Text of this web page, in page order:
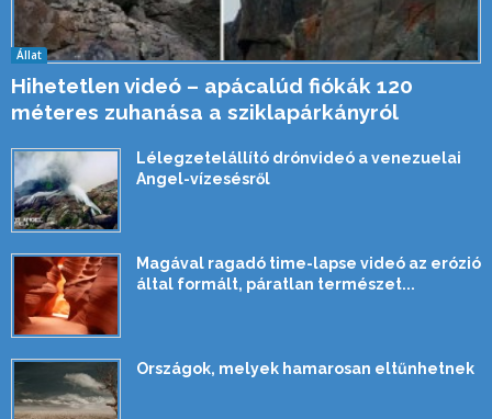
Állat
Hihetetlen videó – apácalúd fiókák 120
méteres zuhanása a sziklapárkányról
Lélegzetelállító drónvideó a venezuelai
Angel-vízesésről
Magával ragadó time-lapse videó az erózió
által formált, páratlan természet...
Országok, melyek hamarosan eltűnhetnek